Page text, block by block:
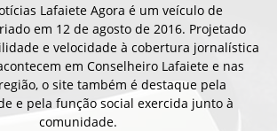
Lafaiete Agora é um veículo de
em 12 de agosto de 2016. Projetado
e velocidade à cobertura jornalística
em Conselheiro Lafaiete e nas
o site também é destaque pela
e pela função social exercida junto à
comunidade.